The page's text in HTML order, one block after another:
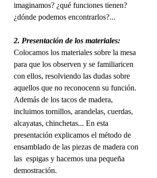
imaginamos? ¿qué funciones tienen?
¿dónde podemos encontrarlos?...
2. Presentación de los materiales:
Colocamos los materiales sobre la mesa
para que los observen y se familiaricen
con ellos, resolviendo las dudas sobre
aquellos que no reconocenn su función.
Además de los tacos de madera,
incluimos tornillos, arandelas, cuerdas,
alcayatas, chinchetas... En esta
presentación explicamos el método de
ensamblado de las piezas de madera con
las  espigas y hacemos una pequeña
demostración.